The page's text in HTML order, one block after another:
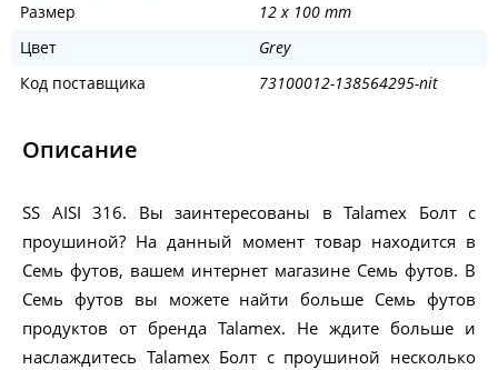
Размер
12 x 100 mm
Цвет
Grey
Код поставщика
73100012-138564295-nit
Описание
SS AISI 316. Вы заинтересованы в Talamex Болт с
проушиной? На данный момент товар находится в
Семь футов, вашем интернет магазине Семь футов. В
Семь футов вы можете найти больше Семь футов
продуктов от бренда Talamex. Не ждите больше и
наслаждитесь Talamex Болт с проушиной несколько